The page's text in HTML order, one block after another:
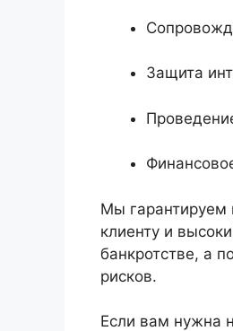
Защита
Мы гарантируем
клиенту и
банкротстве, а
рисков.
Если вам нужна